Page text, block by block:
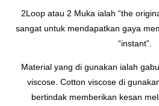
2Loop atau 2 Muka ialah “the
sangat untuk mendapatkan gaya
“instant”.
Material yang di gunakan ialah
viscose. Cotton viscose di
bertindak memberikan kesan